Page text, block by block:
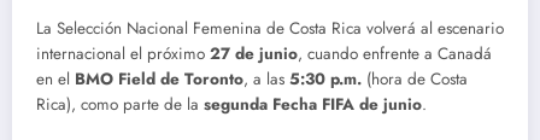
La Selección Nacional Femenina de Costa Rica volverá al escenario
internacional el próximo 27 de junio, cuando enfrente a Canadá
en el BMO Field de Toronto, a las 5:30 p.m. (hora de Costa
Rica), como parte de la segunda Fecha FIFA de junio.